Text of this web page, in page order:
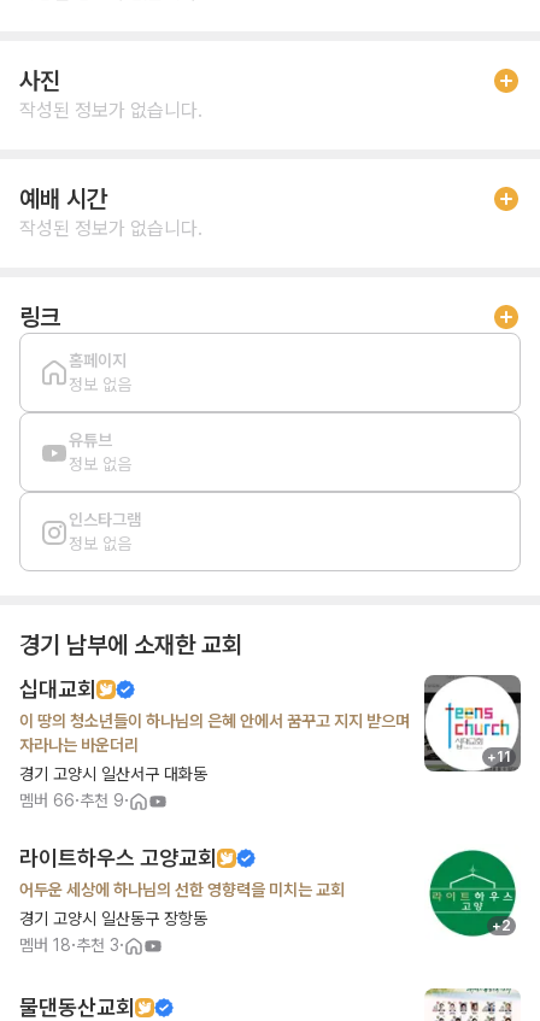
사진
작성된 정보가 없습니다.
예배 시간
작성된 정보가 없습니다.
링크
홈페이지
정보 없음
유튜브
정보 없음
인스타그램
정보 없음
경기 남부에 소재한 교회
십대교회
이 땅의 청소년들이 하나님의 은혜 안에서 꿈꾸고 지지 받으며
자라나는 바운더리
경기 고양시 일산서구 대화동
멤버 66·추천 9·
+11
라이트하우스 고양교회
어두운 세상에 하나님의 선한 영향력을 미치는 교회
경기 고양시 일산동구 장항동
멤버 18·추천 3·
+2
물댄동산교회